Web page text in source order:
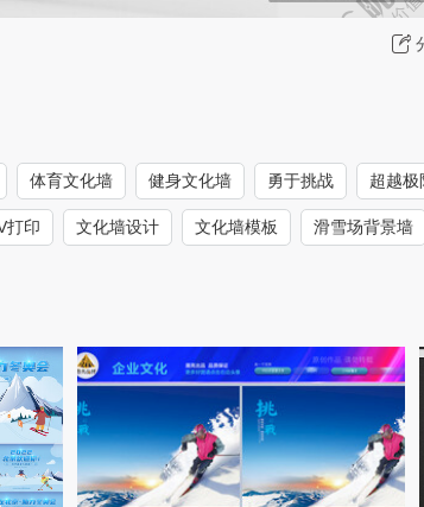
体育文化墙 健身文化墙 勇于挑战 超越极
打印 文化墙设计 文化墙模板 滑雪场背景墙